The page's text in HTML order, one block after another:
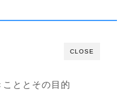
CLOSE
ととその目的